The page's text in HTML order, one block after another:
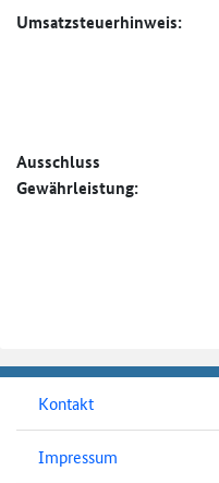
Umsatzsteuer­hinweis:
Ausschluss
Gewährleistung:
Kontakt
Impressum